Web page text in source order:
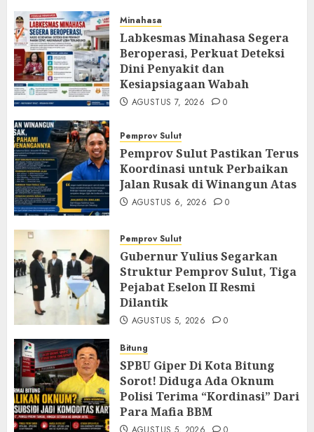
Minahasa
Labkesmas Minahasa Segera
Beroperasi, Perkuat Deteksi
Dini Penyakit dan
Kesiapsiagaan Wabah
AGUSTUS 7, 2026 0
Pemprov Sulut
Pemprov Sulut Pastikan Terus
Koordinasi untuk Perbaikan
Jalan Rusak di Winangun Atas
AGUSTUS 6, 2026 0
Pemprov Sulut
Gubernur Yulius Segarkan
Struktur Pemprov Sulut, Tiga
Pejabat Eselon II Resmi
Dilantik
AGUSTUS 5, 2026 0
Bitung
SPBU Giper Di Kota Bitung
Sorot! Diduga Ada Oknum
Polisi Terima “Kordinasi” Dari
Para Mafia BBM